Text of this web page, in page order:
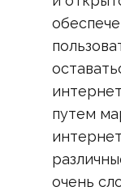
путем
очень